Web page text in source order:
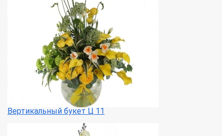
Вертикальный букет Ц 11